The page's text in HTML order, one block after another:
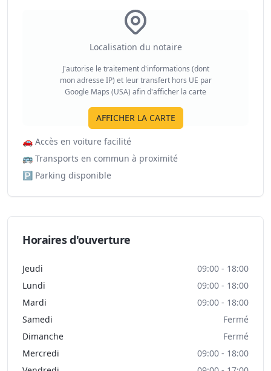
Localisation du notaire
J'autorise le traitement d'informations (dont
mon adresse IP) et leur transfert hors UE par
Google Maps (USA) afin d'afficher la carte
AFFICHER LA CARTE
🚗 Accès en voiture facilité
🚌 Transports en commun à proximité
🅿️ Parking disponible
Horaires d'ouverture
Jeudi
09:00 - 18:00
Lundi
09:00 - 18:00
Mardi
09:00 - 18:00
Samedi
Fermé
Dimanche
Fermé
Mercredi
09:00 - 18:00